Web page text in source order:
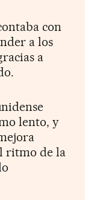
con
a los
a
lento, y
ritmo de la